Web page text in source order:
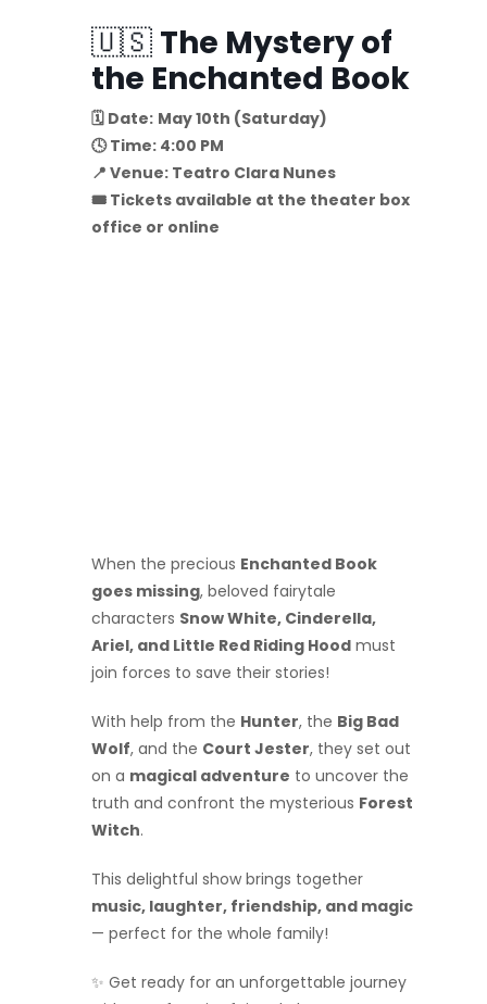
🇺🇸 The Mystery of
the Enchanted Book
🗓️ Date: May 10th (Saturday)
🕓 Time: 4:00 PM
📍 Venue: Teatro Clara Nunes
🎟️ Tickets available at the theater box
office or online
When the precious Enchanted Book
goes missing, beloved fairytale
characters Snow White, Cinderella,
Ariel, and Little Red Riding Hood must
join forces to save their stories!
With help from the Hunter, the Big Bad
Wolf, and the Court Jester, they set out
on a magical adventure to uncover the
truth and confront the mysterious Forest
Witch.
This delightful show brings together
music, laughter, friendship, and magic
— perfect for the whole family!
✨ Get ready for an unforgettable journey